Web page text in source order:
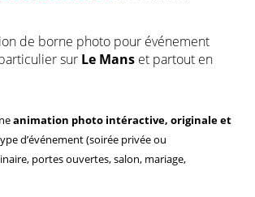
de borne photo pour événement
sur Le Mans et partout en
animation photo intéractive, originale et
d’événement (soirée privée ou
portes ouvertes, salon, mariage,